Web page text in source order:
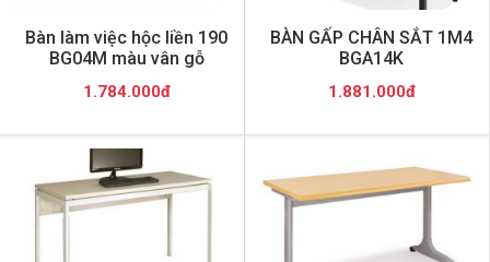
Bàn làm việc hộc liền 190
BG04M màu vân gỗ
1.784.000đ
BÀN GẤP CHÂN SẮT 1M4
BGA14K
1.881.000đ